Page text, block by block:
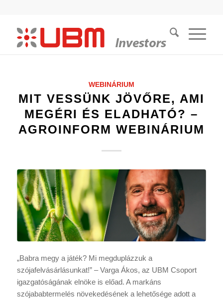
WEBINÁRIUM
MIT VESSÜNK JÖVŐRE, AMI
MEGÉRI ÉS ELADHATÓ? –
AGROINFORM WEBINÁRIUM
„Babra megy a játék? Mi megduplázzuk a
szójafelvásárlásunkat!” – Varga Ákos, az UBM Csoport
igazgatóságának elnöke is előad. A markáns
szójababtermelés növekedésének a lehetősége adott a